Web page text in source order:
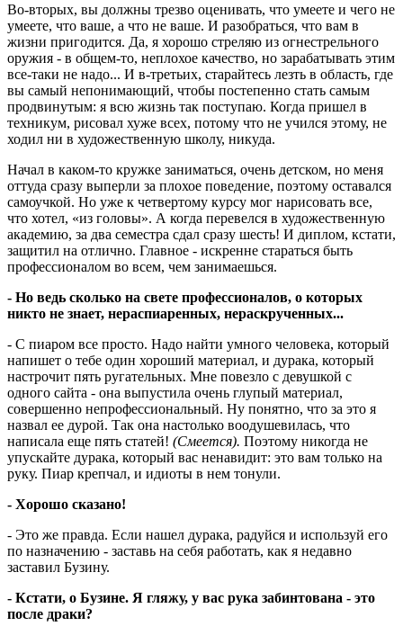
Во-вторых, вы должны трезво оценивать, что умеете и чего не
умеете, что ваше, а что не ваше. И разобраться, что вам в
жизни пригодится. Да, я хорошо стреляю из огнестрельного
оружия - в общем-то, неплохое качество, но зарабатывать этим
все-таки не надо... И в-третьих, старайтесь лезть в область, где
вы самый непонимающий, чтобы постепенно стать самым
продвинутым: я всю жизнь так поступаю. Когда пришел в
техникум, рисовал хуже всех, потому что не учился этому, не
ходил ни в художественную школу, никуда.
Начал в каком-то кружке заниматься, очень детском, но меня
оттуда сразу выперли за плохое поведение, поэтому оставался
самоучкой. Но уже к четвертому курсу мог нарисовать все,
что хотел, «из головы». А когда перевелся в художественную
академию, за два семестра сдал сразу шесть! И диплом, кстати,
защитил на отлично. Главное - искренне стараться быть
профессионалом во всем, чем занимаешься.
- Но ведь сколько на свете профессионалов, о которых
никто не знает, нераспиаренных, нераскрученных...
- С пиаром все просто. Надо найти умного человека, который
напишет о тебе один хороший материал, и дурака, который
настрочит пять ругательных. Мне повезло с девушкой с
одного сайта - она выпустила очень глупый материал,
совершенно непрофессиональный. Ну понятно, что за это я
назвал ее дурой. Так она настолько воодушевилась, что
написала еще пять статей! (Смеется). Поэтому никогда не
упускайте дурака, который вас ненавидит: это вам только на
руку. Пиар крепчал, и идиоты в нем тонули.
- Хорошо сказано!
- Это же правда. Если нашел дурака, радуйся и используй его
по назначению - заставь на себя работать, как я недавно
заставил Бузину.
- Кстати, о Бузине. Я гляжу, у вас рука забинтована - это
после драки?